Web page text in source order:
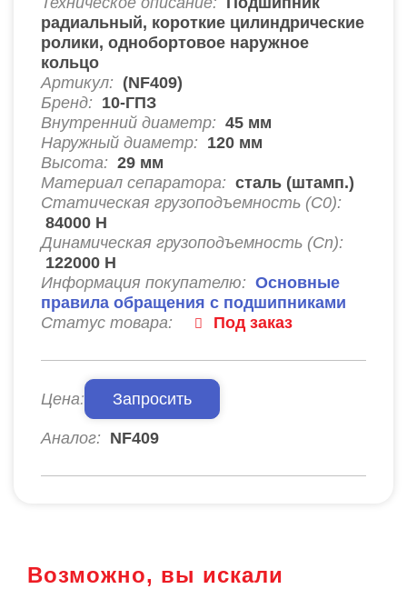
радиальный, короткие цилиндрические
ролики, однобортовое наружное
кольцо
Артикул: (NF409)
Бренд: 10-ГПЗ
Внутренний диаметр: 45 мм
Наружный диаметр: 120 мм
Высота: 29 мм
Материал сепаратора: сталь (штамп.)
Статическая грузоподъемность (C0):
84000 Н
Динамическая грузоподъемность (Cn):
122000 Н
Информация покупателю: Основные
правила обращения с подшипниками
Статус товара:
Под заказ
Цена: Запросить
Аналог: NF409
Возможно, вы искали